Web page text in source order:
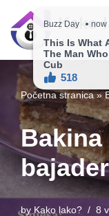
Skip
content
Kako
Vaš vodič
Početna stranica»
byKako lako? 8